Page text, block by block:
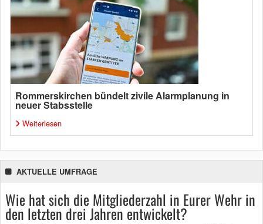
Rommerskirchen bündelt zivile Alarmplanung in
neuer Stabsstelle
Weiterlesen
AKTUELLE UMFRAGE
Wie hat sich die Mitgliederzahl in Eurer Wehr in
den letzten drei Jahren entwickelt?